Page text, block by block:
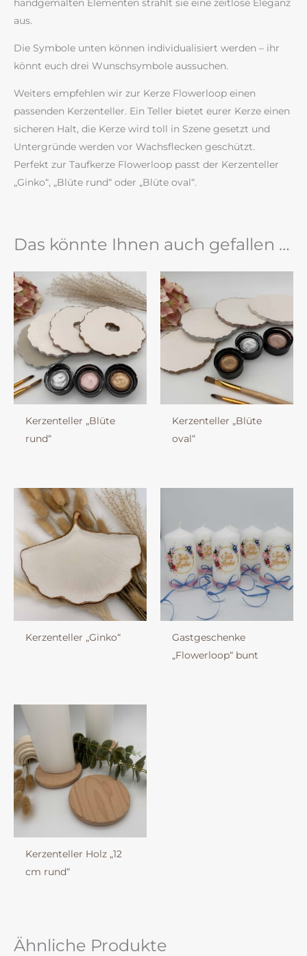
handgemalten Elementen strahlt sie eine zeitlose Eleganz
aus.
Die Symbole unten können individualisiert werden – ihr
könnt euch drei Wunschsymbole aussuchen.
Weiters empfehlen wir zur Kerze Flowerloop einen
passenden Kerzenteller. Ein Teller bietet eurer Kerze einen
sicheren Halt, die Kerze wird toll in Szene gesetzt und
Untergründe werden vor Wachsflecken geschützt.
Perfekt zur Taufkerze Flowerloop passt der Kerzenteller
„Ginko“, „Blüte rund“ oder „Blüte oval“.
Das könnte Ihnen auch gefallen …
Kerzenteller „Blüte
rund“
Kerzenteller „Blüte
oval“
Kerzenteller „Ginko“
Gastgeschenke
„Flowerloop“ bunt
Kerzenteller Holz „12
cm rund“
Ähnliche Produkte